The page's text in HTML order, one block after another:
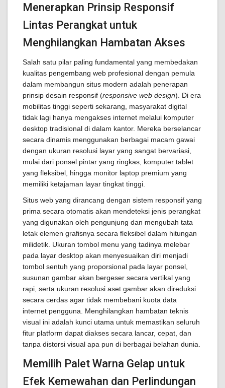
Menerapkan Prinsip Responsif
Lintas Perangkat untuk
Menghilangkan Hambatan Akses
Salah satu pilar paling fundamental yang membedakan
kualitas pengembang web profesional dengan pemula
dalam membangun situs modern adalah penerapan
prinsip desain responsif (responsive web design). Di era
mobilitas tinggi seperti sekarang, masyarakat digital
tidak lagi hanya mengakses internet melalui komputer
desktop tradisional di dalam kantor. Mereka berselancar
secara dinamis menggunakan berbagai macam gawai
dengan ukuran resolusi layar yang sangat bervariasi,
mulai dari ponsel pintar yang ringkas, komputer tablet
yang fleksibel, hingga monitor laptop premium yang
memiliki ketajaman layar tingkat tinggi.
Situs web yang dirancang dengan sistem responsif yang
prima secara otomatis akan mendeteksi jenis perangkat
yang digunakan oleh pengunjung dan mengubah tata
letak elemen grafisnya secara fleksibel dalam hitungan
milidetik. Ukuran tombol menu yang tadinya melebar
pada layar desktop akan menyesuaikan diri menjadi
tombol sentuh yang proporsional pada layar ponsel,
susunan gambar akan bergeser secara vertikal yang
rapi, serta ukuran resolusi aset gambar akan direduksi
secara cerdas agar tidak membebani kuota data
internet pengguna. Menghilangkan hambatan teknis
visual ini adalah kunci utama untuk memastikan seluruh
fitur platform dapat diakses secara lancar, cepat, dan
tanpa distorsi visual apa pun di berbagai belahan dunia.
Memilih Palet Warna Gelap untuk
Efek Kemewahan dan Perlindungan